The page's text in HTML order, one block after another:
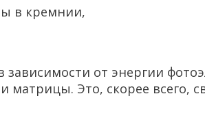
в кремнии,
зависимости от энергии
Это, скорее всего,